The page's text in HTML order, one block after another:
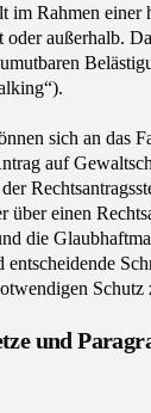
im Rahmen einer
außerhalb.
sich an das
auf
über einen
die
Schutz
und